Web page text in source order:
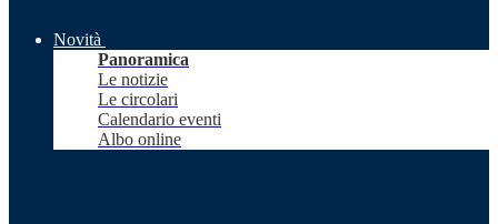
Novità
Panoramica
Le notizie
Le circolari
Calendario eventi
Albo online